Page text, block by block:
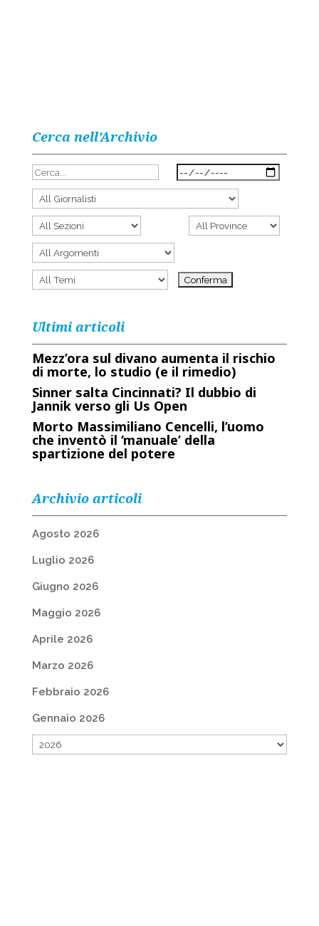
Cerca nell’Archivio
Ultimi articoli
Mezz’ora sul divano aumenta il rischio
di morte, lo studio (e il rimedio)
Sinner salta Cincinnati? Il dubbio di
Jannik verso gli Us Open
Morto Massimiliano Cencelli, l’uomo
che inventò il ‘manuale’ della
spartizione del potere
Archivio articoli
Agosto 2026
Luglio 2026
Giugno 2026
Maggio 2026
Aprile 2026
Marzo 2026
Febbraio 2026
Gennaio 2026